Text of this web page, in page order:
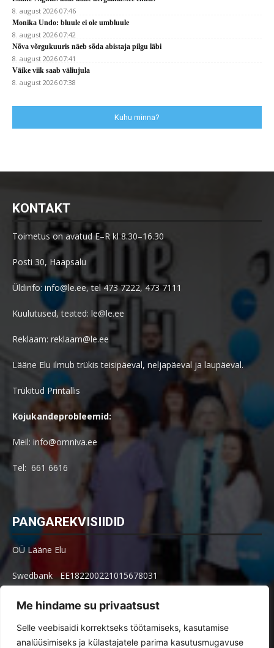
Me hindame su privaatsust
Selle veebisaidi korrektseks töötamiseks, kasutamise
analüüsimiseks ja külastajatele parima kasutusmugavuse
8. august 2026 07:46
Monika Undo: bluule ei ole umbluule
8. august 2026 07:42
Nõva võrgukuuris näeb sõda abistaja pilgu läbi
8. august 2026 07:41
Väike viik saab väliujula
8. august 2026 07:38
Kuhu minna?
KONTAKT
Toimetus on avatud E–R kl 8.30–16.30
Posti 30, Haapsalu
Üldinfo: info@le.ee, tel 473 7222, 473 7111
Kuulutused, teated: le@le.ee
Reklaam: reklaam@le.ee
Lääne Elu ilmub trükis teisipäeval, neljapäeval ja laupäeval.
Trükitud Printallis
Kojukandeprobleemid:
Meil: info@omniva.ee
Tel: 661 6616
PANGAREKVISIIDID
OÜ Lääne Elu
Swedbank EE182200221015678031
SEB EE621010602002515004
Arve küsimused: arved@le.ee